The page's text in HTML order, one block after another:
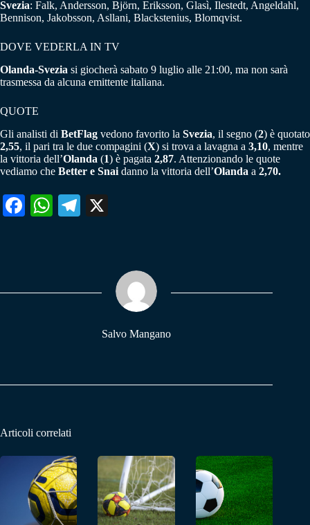
Svezia: Falk, Andersson, Björn, Eriksson, Glasì, Ilestedt, Angeldahl,
Bennison, Jakobsson, Asllani, Blackstenius, Blomqvist.
DOVE VEDERLA IN TV
Olanda-Svezia si giocherà sabato 9 luglio alle 21:00, ma non sarà
trasmessa da alcuna emittente italiana.
QUOTE
Gli analisti di BetFlag vedono favorito la Svezia, il segno (2) è quotato
2,55, il pari tra le due compagini (X) si trova a lavagna a 3,10, mentre
la vittoria dell’Olanda (1) è pagata 2,87. Attenzionando le quote
vediamo che Better e Snai danno la vittoria dell’Olanda a 2,70.
Fa W
pp
Te
m
Salvo Mangano
Articoli correlati